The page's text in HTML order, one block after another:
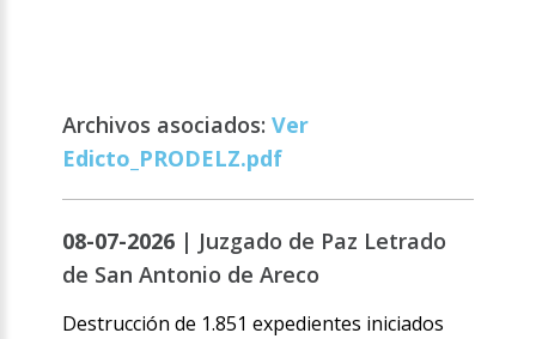
Archivos asociados:Ver
Edicto_PRODELZ.pdf
08-07-2026 | Juzgado de Paz Letrado
de San Antonio de Areco
Destrucción de 1.851 expedientes iniciados